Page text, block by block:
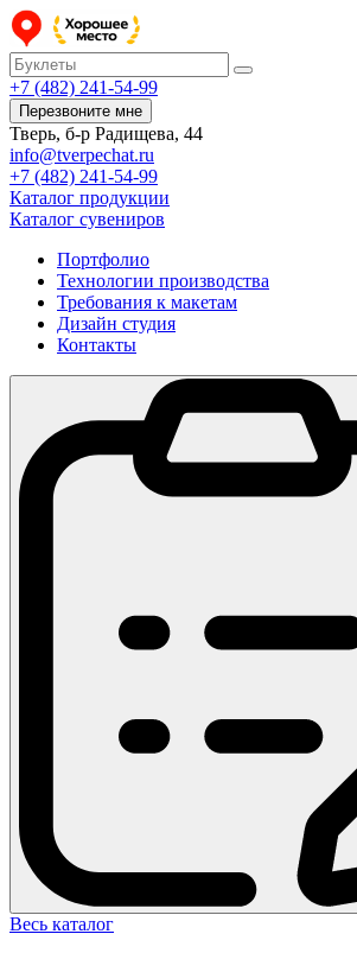
+7 (482) 241-54-99
Перезвоните мне
Тверь, б-р Радищева, 44
info@tverpechat.ru
+7 (482) 241-54-99
Каталог продукции
Каталог сувениров
Портфолио
Технологии производства
Требования к макетам
Дизайн студия
Контакты
Весь каталог